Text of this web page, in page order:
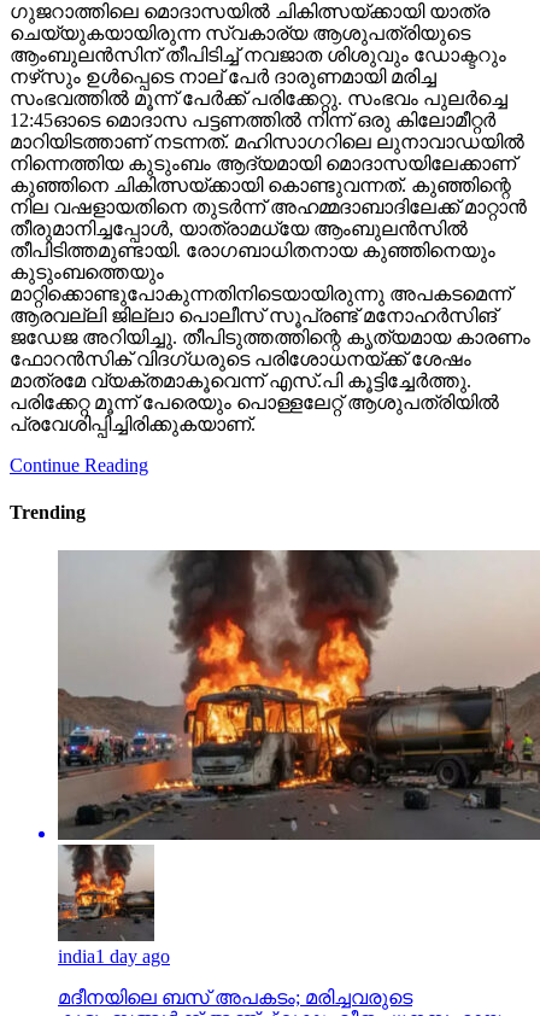
ഗുജറാത്തിലെ മൊദാസയില്‍ ചികിത്സയ്ക്കായി യാത്ര
ചെയ്യുകയായിരുന്ന സ്വകാര്യ ആശുപത്രിയുടെ
ആംബുലന്‍സിന് തീപിടിച്ച് നവജാത ശിശുവും ഡോക്ടറും
നഴ്‌സും ഉള്‍പ്പെടെ നാല് പേര്‍ ദാരുണമായി മരിച്ച
സംഭവത്തില്‍ മൂന്ന് പേര്‍ക്ക് പരിക്കേറ്റു. സംഭവം പുലര്‍ച്ചെ
12:45ഓടെ മൊദാസ പട്ടണത്തില്‍ നിന്ന് ഒരു കിലോമീറ്റര്‍
മാറിയിടത്താണ് നടന്നത്. മഹിസാഗറിലെ ലുനാവാഡയില്‍
നിന്നെത്തിയ കുടുംബം ആദ്യമായി മൊദാസയിലേക്കാണ്
കുഞ്ഞിനെ ചികിത്സയ്ക്കായി കൊണ്ടുവന്നത്. കുഞ്ഞിന്റെ
നില വഷളായതിനെ തുടര്‍ന്ന് അഹമ്മദാബാദിലേക്ക് മാറ്റാന്‍
തീരുമാനിച്ചപ്പോള്‍, യാത്രാമധ്യേ ആംബുലന്‍സില്‍
തീപിടിത്തമുണ്ടായി. രോഗബാധിതനായ കുഞ്ഞിനെയും
കുടുംബത്തെയും
മാറ്റിക്കൊണ്ടുപോകുന്നതിനിടെയായിരുന്നു അപകടമെന്ന്
ആരവല്ലി ജില്ലാ പൊലീസ് സൂപ്രണ്ട് മനോഹര്‍സിങ്
ജഡേജ അറിയിച്ചു. തീപിടുത്തത്തിന്റെ കൃത്യമായ കാരണം
ഫോറന്‍സിക് വിദഗ്ധരുടെ പരിശോധനയ്ക്ക് ശേഷം
മാത്രമേ വ്യക്തമാകൂവെന്ന് എസ്.പി കൂട്ടിച്ചേര്‍ത്തു.
പരിക്കേറ്റ മൂന്ന് പേരെയും പൊള്ളലേറ്റ് ആശുപത്രിയില്‍
പ്രവേശിപ്പിച്ചിരിക്കുകയാണ്.
Continue Reading
Trending
india1 day ago
മദീനയിലെ ബസ് അപകടം; മരിച്ചവരുടെ